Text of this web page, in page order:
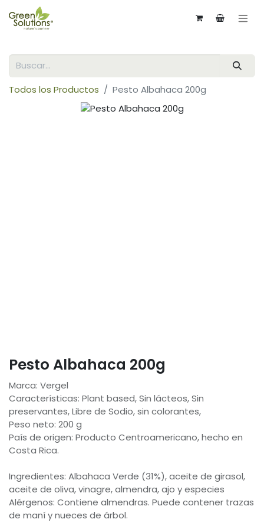
Todos los Productos Pesto Albahaca 200g
Pesto Albahaca 200g
Marca: Vergel
Características: Plant based, Sin lácteos, Sin
preservantes, Libre de Sodio, sin colorantes,
Peso neto: 200 g
País de origen: Producto Centroamericano, hecho en
Costa Rica.
Ingredientes: Albahaca Verde (31%), aceite de girasol,
aceite de oliva, vinagre, almendra, ajo y especies
Alérgenos: Contiene almendras. Puede contener trazas
de maní y nueces de árbol.